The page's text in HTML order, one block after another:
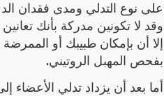
على نوع التدلي ومدى فقدان
وقد لا تكونين مدركة بأنك
إلا أن بإمكان طبيبك أو الممرضة
بفحص المهبل الروتيني.
أما بعد أن يزداد تدلي الأعضاء